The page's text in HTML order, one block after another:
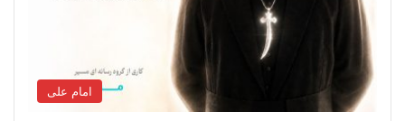
امام علی